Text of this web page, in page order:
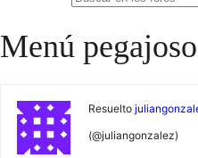
Menú
Resuelto
(@juliangonzalez)